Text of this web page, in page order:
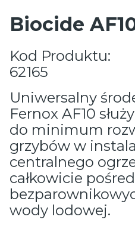
Biocide
Kod Produktu:
62165
Uniwersalny
Fernox AF10
do minimum
grzybów w
centralnego
całkowicie
wody lodowej.